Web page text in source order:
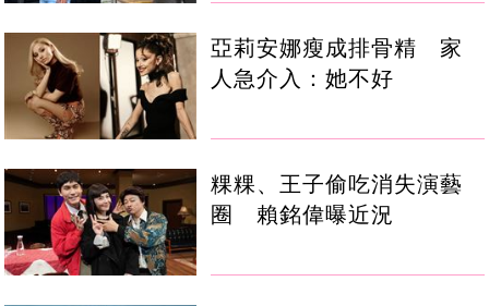
亞莉安娜瘦成排骨精 家
人急介入：她不好
粿粿、王子偷吃消失演藝
圈 賴銘偉曝近況